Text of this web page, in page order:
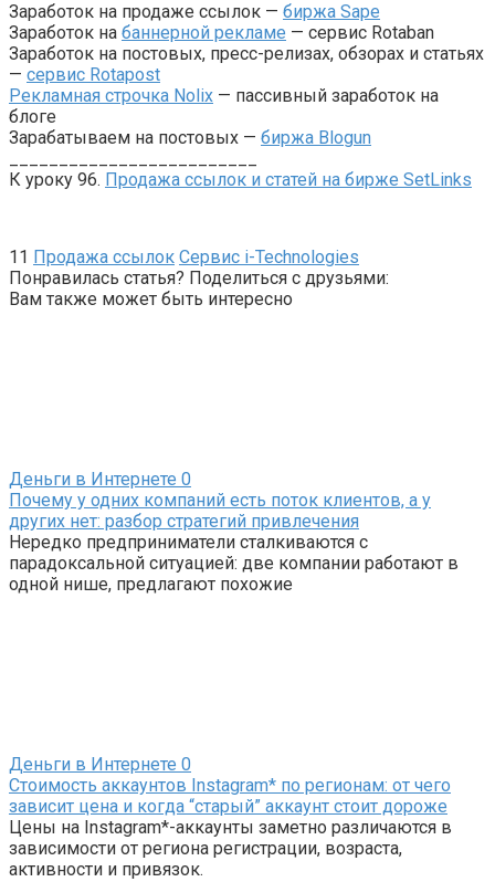
Заработок на продаже ссылок — биржа Sape
Заработок на баннерной рекламе — сервис Rotaban
Заработок на постовых, пресс-релизах, обзорах и статьях
— сервис Rotapost
Рекламная строчка Nolix — пассивный заработок на
блоге
Зарабатываем на постовых — биржа Blogun
К уроку 96. Продажа ссылок и статей на бирже SetLinks
11 Продажа ссылок Сервис i-Technologies
Понравилась статья? Поделиться с друзьями:
Вам также может быть интересно
Деньги в Интернете 0
Почему у одних компаний есть поток клиентов, а у
других нет: разбор стратегий привлечения
Нередко предприниматели сталкиваются с
парадоксальной ситуацией: две компании работают в
одной нише, предлагают похожие
Деньги в Интернете 0
Стоимость аккаунтов Instagram* по регионам: от чего
зависит цена и когда “старый” аккаунт стоит дороже
Цены на Instagram*-аккаунты заметно различаются в
зависимости от региона регистрации, возраста,
активности и привязок.